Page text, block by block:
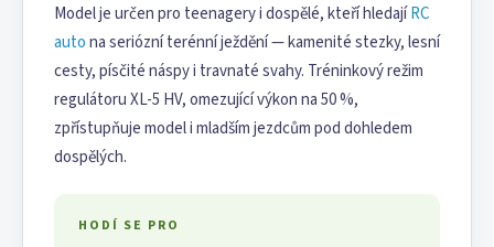
Model je určen pro teenagery i dospělé, kteří hledajíRC
autona seriózní terénní ježdění — kamenité stezky, lesní
cesty, písčité náspy i travnaté svahy. Tréninkový režim
regulátoru XL-5 HV, omezující výkon na 50 %,
zpřístupňuje model i mladším jezdcům pod dohledem
dospělých.
HODÍ SE PRO